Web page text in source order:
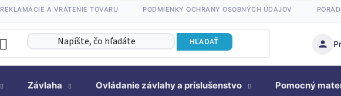
REKLAMÁCIE A VRÁTENIE TOVARU PODMIENKY OCHRANY OSOBNÝCH ÚDAJOV
HĽADAŤ
Závlaha Ovládanie závlahy a príslušenstvo Pomocný